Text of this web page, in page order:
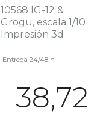
10568 IG-12 &
Grogu, escala 1/10
Impresión 3d
Entrega 24/48 h
38,72